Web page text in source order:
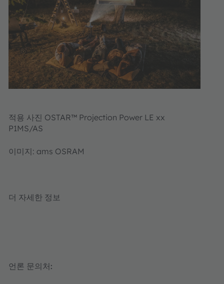
적용 사진 OSTAR™ Projection Power LE xx
P1MS/AS
이미지: ams OSRAM
더 자세한 정보
언론 문의처: